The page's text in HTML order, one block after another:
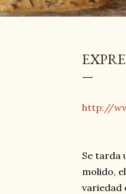
http://
Se tarda
molido,
variedad